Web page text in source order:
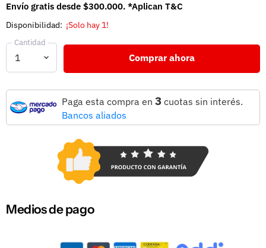
Envío gratis desde $300.000. *Aplican T&C
Disponibilidad: ¡Solo hay 1!
Cantidad
Comprar ahora
Paga esta compra en 3 cuotas sin interés.
Bancos aliados
Medios de pago